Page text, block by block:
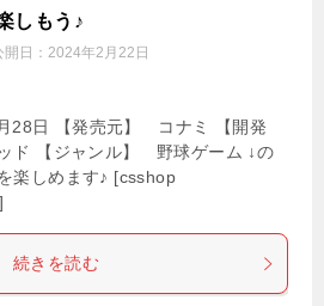
しもう♪
開日： 2024年2月22日
28日 【発売元】 コナミ 【開発
ド 【ジャンル】 野球ゲーム ↓の
楽しめます♪ [csshop
続きを読む